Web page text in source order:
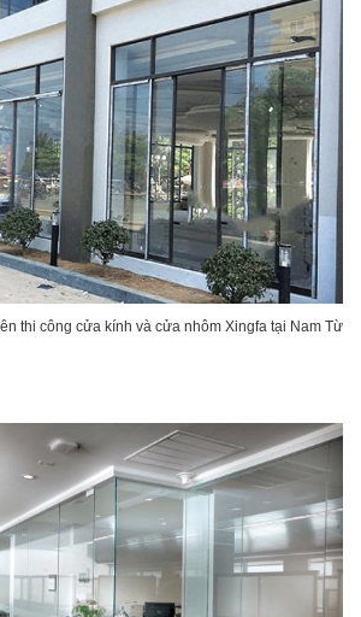
thi công cửa kính và cửa nhôm Xingfa tại Nam Từ